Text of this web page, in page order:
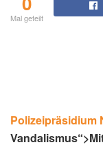
Mal geteilt
Polizeipräsidium